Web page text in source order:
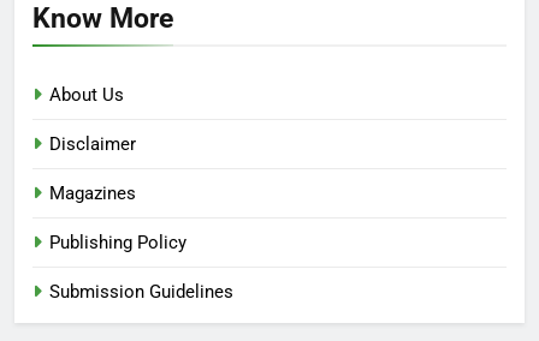
Know More
About Us
Disclaimer
Magazines
Publishing Policy
Submission Guidelines